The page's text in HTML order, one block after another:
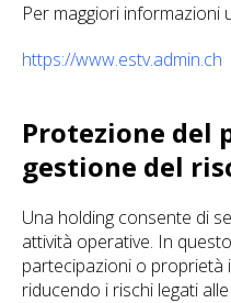
Per maggiori informazioni
https://www.estv.admin.ch
Protezione del
gestione del
Una holding consente di
attività operative. In
partecipazioni o proprietà
riducendo i rischi legati